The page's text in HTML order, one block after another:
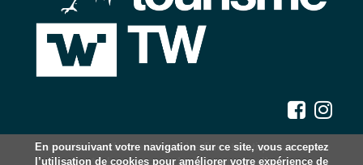
Nous utilisons des cookies à des fins statistiques, nous ne
stockons aucune donnée personnelle.
En poursuivant votre navigation sur ce site, vous acceptez
l’utilisation de cookies pour améliorer votre expérience de